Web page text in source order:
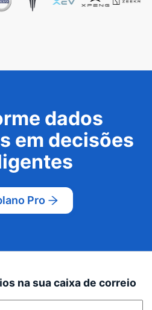
dados
em decisões
Pro
na sua caixa de correio